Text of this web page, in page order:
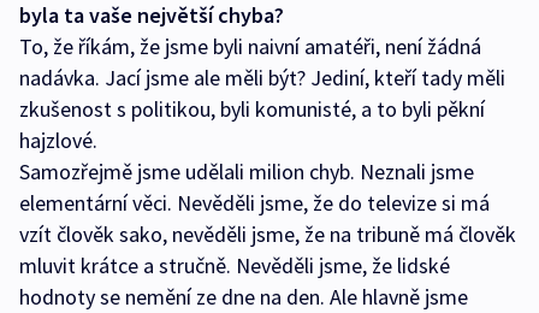
byla ta vaše největší chyba?
To, že říkám, že jsme byli naivní amatéři, není žádná
nadávka. Jací jsme ale měli být? Jediní, kteří tady měli
zkušenost s politikou, byli komunisté, a to byli pěkní
hajzlové.
Samozřejmě jsme udělali milion chyb. Neznali jsme
elementární věci. Nevěděli jsme, že do televize si má
vzít člověk sako, nevěděli jsme, že na tribuně má člověk
mluvit krátce a stručně. Nevěděli jsme, že lidské
hodnoty se nemění ze dne na den. Ale hlavně jsme